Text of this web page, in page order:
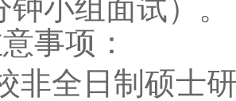
小组面试）。
事项：
非全日制硕士